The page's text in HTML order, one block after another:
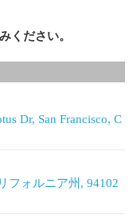
ください。
Dr, San Francisco, C
フォルニア州, 94102